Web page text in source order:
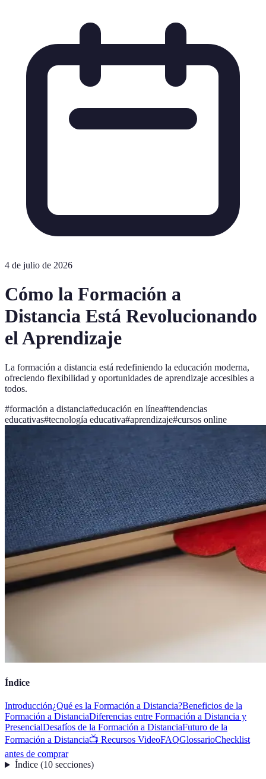
4 de julio de 2026
Cómo la Formación a
Distancia Está Revolucionando
el Aprendizaje
La formación a distancia está redefiniendo la educación moderna,
ofreciendo flexibilidad y oportunidades de aprendizaje accesibles a
todos.
#formación a distancia#educación en línea#tendencias
educativas#tecnología educativa#aprendizaje#cursos online
Índice
Introducción¿Qué es la Formación a Distancia?Beneficios de la
Formación a DistanciaDiferencias entre Formación a Distancia y
PresencialDesafíos de la Formación a DistanciaFuturo de la
Formación a Distancia📺 Recursos VideoFAQGlossarioChecklist
antes de comprar
Índice(10 secciones)